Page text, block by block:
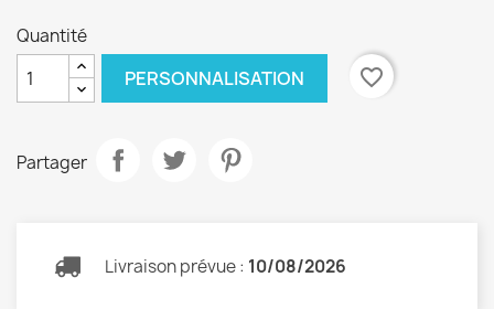
Quantité
PERSONNALISATION favorite_border
Partager
Livraison prévue : 10/08/2026